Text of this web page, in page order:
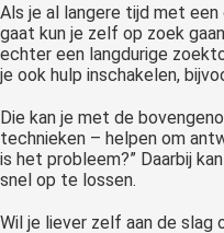
Als je al langere tijd met
gaat kun je zelf op zoek
echter een langdurige
je ook hulp inschakelen,
Die kan je met de
technieken – helpen om
is het probleem?” Daarbij
snel op te lossen.
Wil je liever zelf aan de